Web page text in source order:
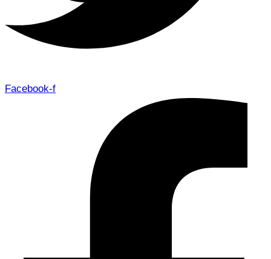
Facebook-f